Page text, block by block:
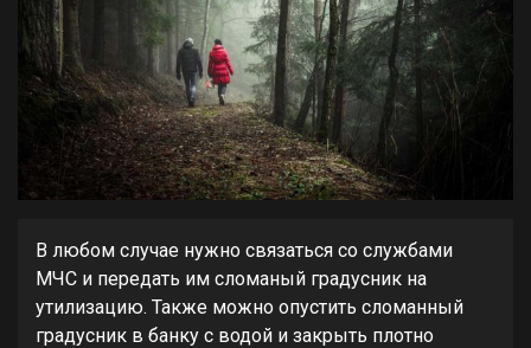
В любом случае нужно связаться со службами
МЧС и передать им сломаный градусник на
утилизацию. Также можно опустить сломанный
градусник в банку с водой и закрыть плотно